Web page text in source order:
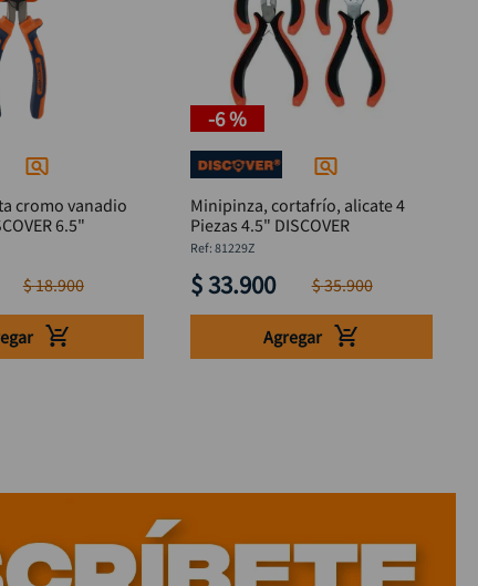
cromo vanadio
6.5"
$18.900
-6 %
Minipinza, cortafrío, alicate 4
Piezas 4.5" DISCOVER
:81229Z
$33.900 $35.900
Agregar